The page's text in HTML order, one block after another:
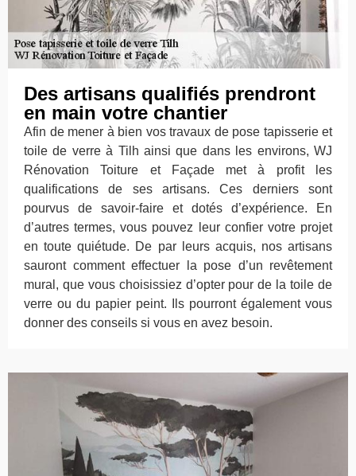
Des artisans qualifiés prendront
en main votre chantier
Afin de mener à bien vos travaux de pose tapisserie et
toile de verre à Tilh ainsi que dans les environs, WJ
Rénovation Toiture et Façade met à profit les
qualifications de ses artisans. Ces derniers sont
pourvus de savoir-faire et dotés d’expérience. En
d’autres termes, vous pouvez leur confier votre projet
en toute quiétude. De par leurs acquis, nos artisans
sauront comment effectuer la pose d’un revêtement
mural, que vous choisissiez d’opter pour de la toile de
verre ou du papier peint. Ils pourront également vous
donner des conseils si vous en avez besoin.